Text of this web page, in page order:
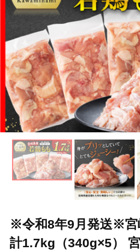
※令和8年9月発送※宮
計1.7kg（340g×5）